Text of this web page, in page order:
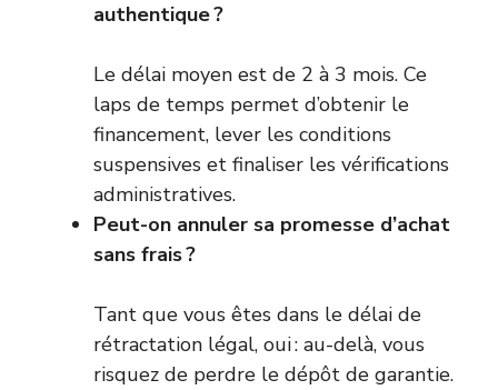
authentique ?
Le délai moyen est de 2 à 3 mois. Ce
laps de temps permet d’obtenir le
financement, lever les conditions
suspensives et finaliser les vérifications
administratives.
Peut-on annuler sa promesse d’achat
sans frais ?
Tant que vous êtes dans le délai de
rétractation légal, oui : au-delà, vous
risquez de perdre le dépôt de garantie.